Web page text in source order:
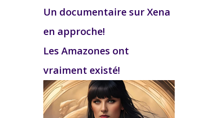
Un documentaire sur Xena
en approche!
Les Amazones ont
vraiment existé!